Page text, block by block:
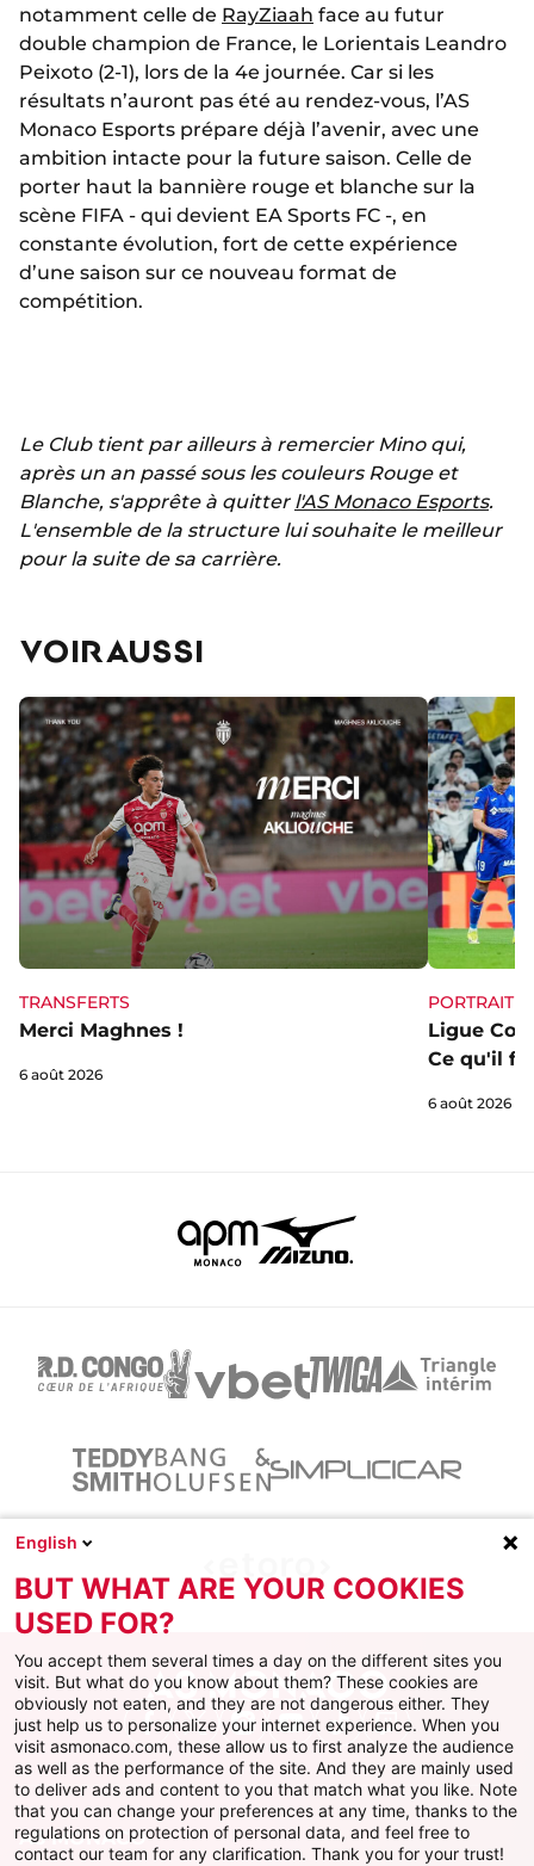
notamment celle de RayZiaah face au futur
double champion de France, le Lorientais Leandro
Peixoto (2-1), lors de la 4e journée. Car si les
résultats n’auront pas été au rendez-vous, l’AS
Monaco Esports prépare déjà l’avenir, avec une
ambition intacte pour la future saison. Celle de
porter haut la bannière rouge et blanche sur la
scène FIFA - qui devient EA Sports FC -, en
constante évolution, fort de cette expérience
d’une saison sur ce nouveau format de
compétition.
Le Club tient par ailleurs à remercier Mino qui,
après un an passé sous les couleurs Rouge et
Blanche, s'apprête à quitter l'AS Monaco Esports.
L'ensemble de la structure lui souhaite le meilleur
pour la suite de sa carrière.
VOIR AUSSI
TRANSFERTS
Merci Maghnes !
6 août 2026
PORTRAIT
Ligue
Ce qu'il
6 août 2026
Facebook
X Instagram
YoutubeTikTokTwitch
AS MONACO
English
BUT WHAT ARE YOUR COOKIES
USED FOR?
You accept them several times a day on the different sites you
visit. But what do you know about them? These cookies are
obviously not eaten, and they are not dangerous either. They
just help us to personalize your internet experience. When you
visit asmonaco.com, these allow us to first analyze the audience
as well as the performance of the site. And they are mainly used
to deliver ads and content to you that match what you like. Note
that you can change your preferences at any time, thanks to the
regulations on protection of personal data, and feel free to
contact our team for any clarification. Thank you for your trust!